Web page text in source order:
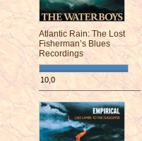
Atlantic Rain: The Lost
Fisherman’s Blues
Recordings
10,0
¯¯¯¯¯¯¯¯¯¯¯¯¯¯¯¯¯¯¯¯¯¯¯¯